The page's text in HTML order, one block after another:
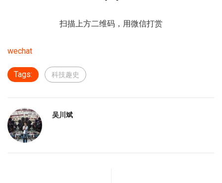
扫描上方二维码，用微信打赏
wechat
Tags: 科技趣史
吴川斌